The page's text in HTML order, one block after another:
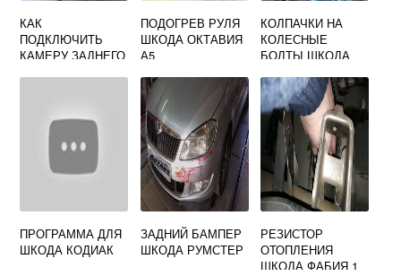
КАК
ПОДКЛЮЧИТЬ
КАМЕРУ ЗАДНЕГО
ПОДОГРЕВ РУЛЯ
ШКОДА ОКТАВИЯ
А5
КОЛПАЧКИ НА
КОЛЕСНЫЕ
БОЛТЫ ШКОДА
ПРОГРАММА ДЛЯ
ШКОДА КОДИАК
ЗАДНИЙ БАМПЕР
ШКОДА РУМСТЕР
РЕЗИСТОР
ОТОПЛЕНИЯ
ШКОДА ФАБИЯ 1